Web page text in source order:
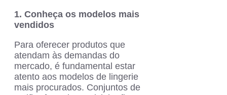
1. Conheça os modelos mais
vendidos
Para oferecer produtos que
atendam às demandas do
mercado, é fundamental estar
atento aos modelos de lingerie
mais procurados. Conjuntos de